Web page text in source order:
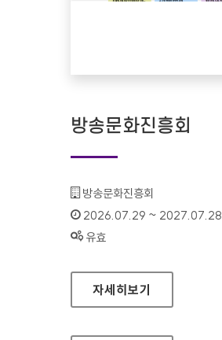
방송문화진흥회
기관명 :
방송문화진흥회
인증기간 :
2026.07.29 ~ 2027.07.28
상태 :
유효
방송문화진흥회
자세히보기